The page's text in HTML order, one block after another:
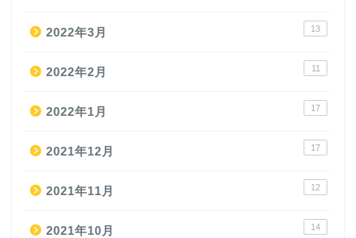
2022年3月 13
2022年2月 11
2022年1月 17
2021年12月 17
2021年11月 12
2021年10月 14